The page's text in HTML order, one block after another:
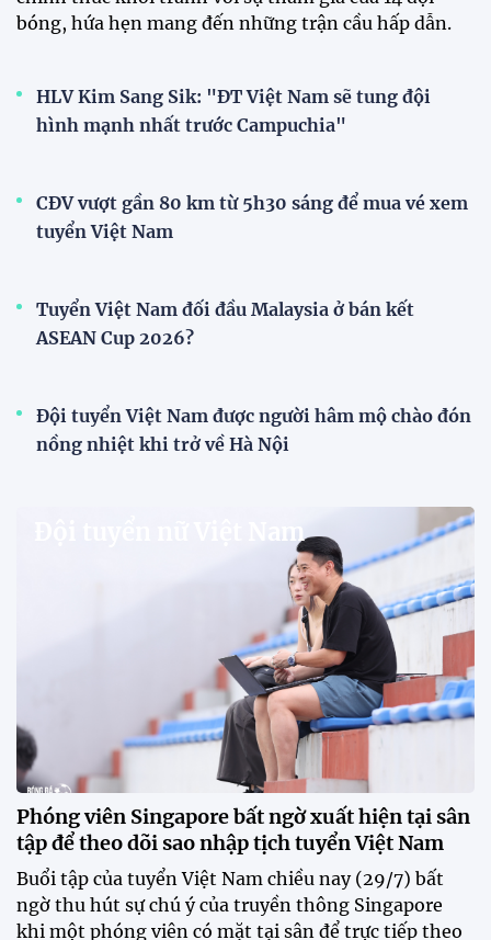
HLV Kim Sang-sik: "Tuyển Việt
Nam sẽ mang sự tự tin này vào
23:26 24/07/2026
V-League
V.League chính thức khoác "áo mới" trước mùa
VPF chính thức ra mắt bộ nhận diện thương hiệu và
slogan mới cho hệ thống các giải bóng đá chuyên
nghiệp quốc gia, mở ra diện mạo mới cho V.League
trước mùa giải 2026-2027.
HLV Văn Sỹ Sơn: "Tôi đặt bút ký bằng niềm tin và
khát vọng"
CLB Sông Lam Nghệ An chính thức có nhà tài trợ
mới